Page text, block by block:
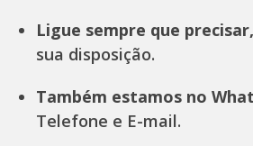
Ligue sempre que precisar,
sua disposição.
Também estamos no
Telefone e E-mail.